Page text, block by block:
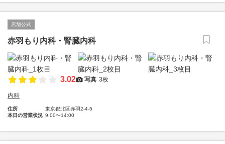
店舗公式
赤羽もり内科・腎臓内科
3.02 写真 3枚
内科
住所
東京都北区赤羽2-4-5
本日の営業状況 9:00〜14:00